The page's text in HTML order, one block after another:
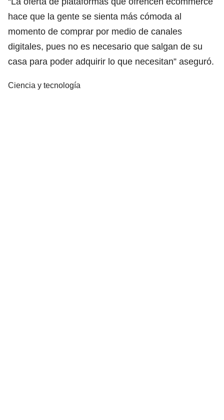
hace que la gente se sienta más cómoda al
momento de comprar por medio de canales
digitales, pues no es necesario que salgan de su
casa para poder adquirir lo que necesitan” aseguró.
Ciencia y tecnología